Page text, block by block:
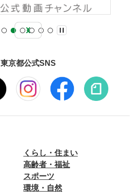
東京都公式SNS
くらし・住まい
高齢者・福祉
スポーツ
環境・自然